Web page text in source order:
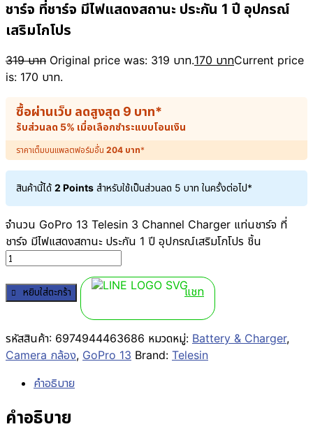
ชาร์จ ที่ชาร์จ มีไฟแสดงสถานะ ประกัน 1 ปี อุปกรณ์
เสริมโกโปร
319บาท Original price was: 319 บาท.170 บาทCurrent price
is: 170 บาท.
ซื้อผ่านเว็บ ลดสูงสุด 9 บาท*
รับส่วนลด 5% เมื่อเลือกชำระแบบโอนเงิน
ราคาเต็มบนแพลตฟอร์มอื่น 204 บาท*
สินค้านี้ได้ 2 Points สำหรับใช้เป็นส่วนลด 5 บาท ในครั้งต่อไป*
จำนวน GoPro 13 Telesin 3 Channel Charger แท่นชาร์จ ที่
ชาร์จ มีไฟแสดงสถานะ ประกัน 1 ปี อุปกรณ์เสริมโกโปร ชิ้น
หยิบใส่ตะกร้า แชท
รหัสสินค้า: 6974944463686 หมวดหมู่: Battery & Charger,
Camera กล้อง, GoPro 13 Brand: Telesin
คำอธิบาย
คำอธิบาย